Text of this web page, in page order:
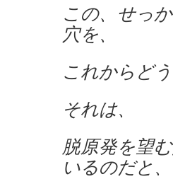
この、せっ
穴を、
これからど
それは、
脱原発を望
いるのだと、